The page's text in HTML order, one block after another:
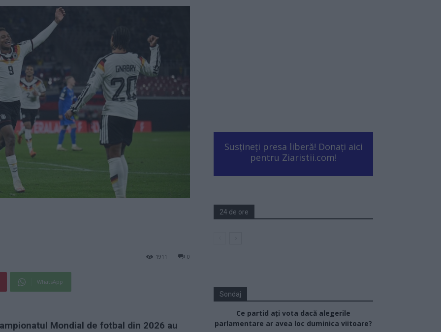
0
1911
WhatsApp
Mondial de fotbal din 2026 au
Susțineți presa liberă! Donați aici
pentru Ziaristii.com!
24 de ore
Sondaj
Ce partid ați vota dacă alegerile
parlamentare ar avea loc duminica viitoare?